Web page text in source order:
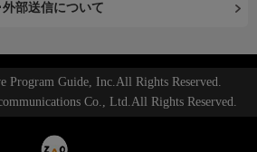
部送信について
Program Guide, Inc.All Rights Reserved.
Co., Ltd.All Rights Reserved.